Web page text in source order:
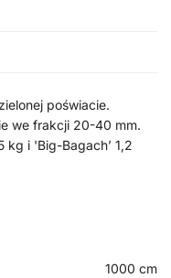
poświacie.
we frakcji 20-40 mm.
i 'Big-Bagach’ 1,2
1000 cm